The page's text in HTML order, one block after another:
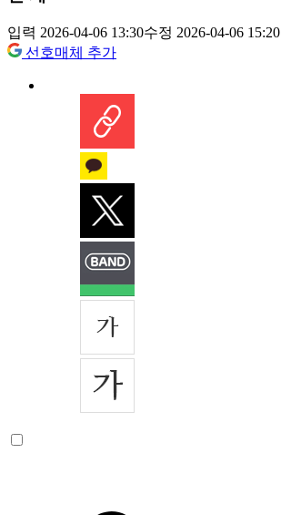
입력 2026-04-06 13:30수정 2026-04-06 15:20
선호매체 추가